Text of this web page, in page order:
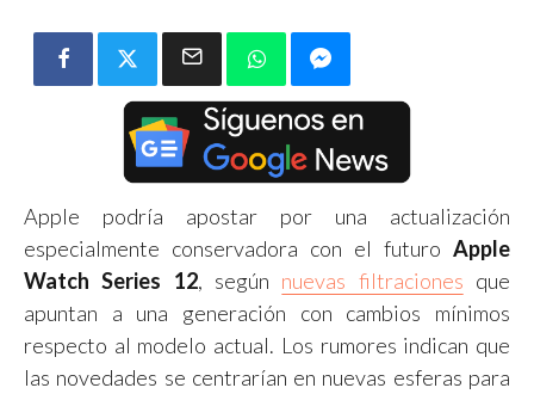
Apple podría apostar por una actualización
especialmente conservadora con el futuro Apple
Watch Series 12, según nuevas filtraciones que
apuntan a una generación con cambios mínimos
respecto al modelo actual. Los rumores indican que
las novedades se centrarían en nuevas esferas para